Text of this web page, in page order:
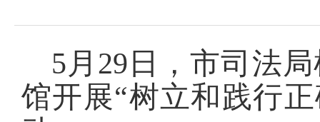
5月29日，市司法
馆开展“树立和践行